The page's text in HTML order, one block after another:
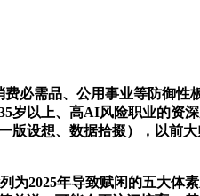
费必需品、公用事业等防御性
岁以上、高AI风险职业的资
设想、数据拾掇），以前
2025年导致赋闲的五大体素